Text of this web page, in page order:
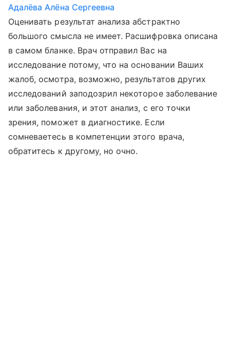
Адалёва Алёна Сергеевна
Оценивать результат анализа абстрактно
большого смысла не имеет. Расшифровка описана
в самом бланке. Врач отправил Вас на
исследование потому, что на основании Ваших
жалоб, осмотра, возможно, результатов других
исследований заподозрил некоторое заболевание
или заболевания, и этот анализ, с его точки
зрения, поможет в диагностике. Если
сомневаетесь в компетенции этого врача,
обратитесь к другому, но очно.